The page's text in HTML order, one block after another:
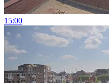
15:00